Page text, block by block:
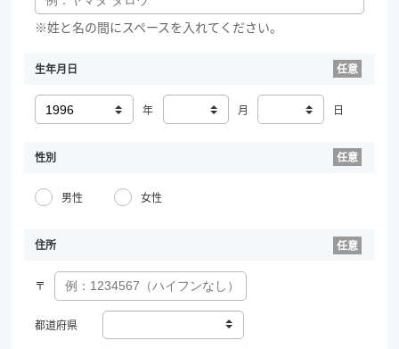
※姓と名の間にスペースを入れてください。
生年月日
年 月 日
性別
男性 女性
住所
〒
都道府県